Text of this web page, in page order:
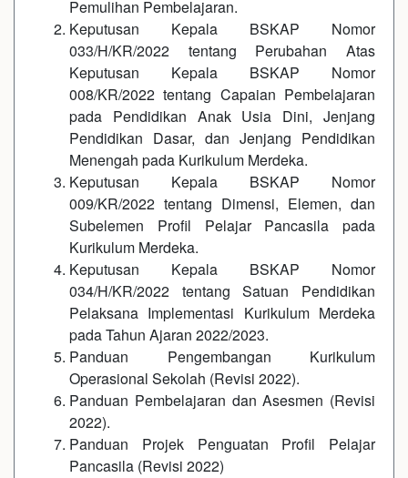
Pemulihan Pembelajaran.
Keputusan Kepala BSKAP Nomor
033/H/KR/2022 tentang Perubahan Atas
Keputusan Kepala BSKAP Nomor
008/KR/2022 tentang Capaian Pembelajaran
pada Pendidikan Anak Usia Dini, Jenjang
Pendidikan Dasar, dan Jenjang Pendidikan
Menengah pada Kurikulum Merdeka.
Keputusan Kepala BSKAP Nomor
009/KR/2022 tentang Dimensi, Elemen, dan
Subelemen Profil Pelajar Pancasila pada
Kurikulum Merdeka.
Keputusan Kepala BSKAP Nomor
034/H/KR/2022 tentang Satuan Pendidikan
Pelaksana Implementasi Kurikulum Merdeka
pada Tahun Ajaran 2022/2023.
Panduan Pengembangan Kurikulum
Operasional Sekolah (Revisi 2022).
Panduan Pembelajaran dan Asesmen (Revisi
2022).
Panduan Projek Penguatan Profil Pelajar
Pancasila (Revisi 2022)